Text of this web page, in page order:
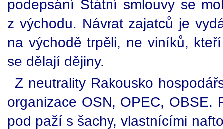
podepsání Státní smlouvy se
z východu. Návrat zajatců je
na východě trpěli, ne viníků,
se dělají dějiny.
Z neutrality Rakousko
organizace OSN, OPEC, OBSE.
pod paží s šachy, vlastnícími